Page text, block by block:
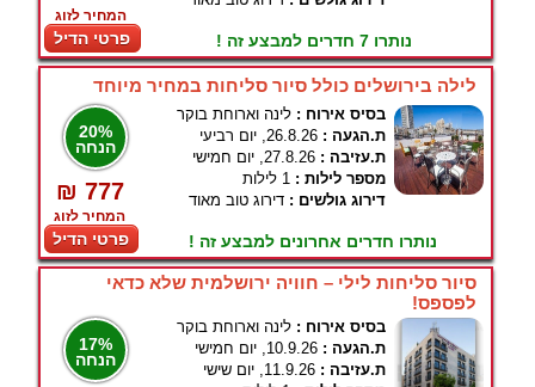
המחיר לזוג
פרטי הדיל נותרו 7 חדרים למבצע זה !
לילה בירושלים כולל סיור סליחות במחיר מיוחד
20%
הנחה
₪ 777
המחיר לזוג
פרטי הדיל
בסיס אירוח : לינה וארוחת בוקר
ת.הגעה : 26.8.26, יום רביעי
ת.עזיבה : 27.8.26, יום חמישי
מספר לילות : 1 לילות
דירוג גולשים : דירוג טוב מאוד
נותרו חדרים אחרונים למבצע זה !
סיור סליחות לילי – חוויה ירושלמית שלא כדאי
לפספס!
17%
הנחה
בסיס אירוח : לינה וארוחת בוקר
ת.הגעה : 10.9.26, יום חמישי
ת.עזיבה : 11.9.26, יום שישי